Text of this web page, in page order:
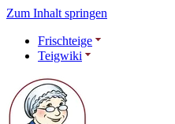
Zum Inhalt springen
Frischteige
Teigwiki